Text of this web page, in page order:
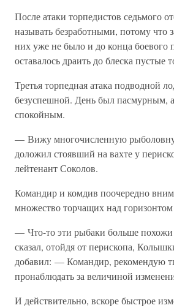
После атаки торпедистов седьмого
называть безработными, потому что
них уже не было и до конца боевого
оставалось драить до блеска пустые
Третья торпедная атака подводной
безуспешной. День был пасмурным,
спокойным.
— Вижу многочисленную
доложил стоявший на вахте у
лейтенант Соколов.
Командир и комдив поочередно
множество торчащих над горизонтом
— Что-то эти рыбаки больше
сказал, отойдя от перископа,
добавил: — Командир, рекомендую
пронаблюдать за величиной
И действительно, вскоре быстрое